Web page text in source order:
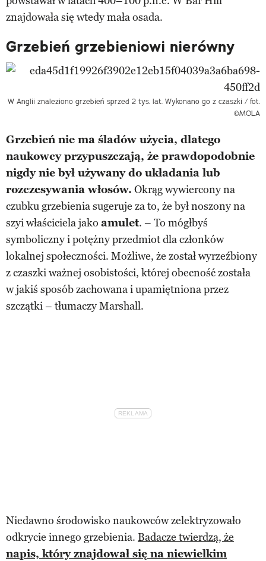
znajdowała się wtedy mała osada.
Grzebień grzebieniowi nierówny
W Anglii znaleziono grzebień sprzed 2 tys. lat. Wykonano go z czaszki / fot.
©MOLA
Grzebień nie ma śladów użycia, dlatego
naukowcy przypuszczają, że prawdopodobnie
nigdy nie był używany do układania lub
rozczesywania włosów. Okrąg wywiercony na
czubku grzebienia sugeruje za to, że był noszony na
szyi właściciela jako amulet. – To mógłbyś
symboliczny i potężny przedmiot dla członków
lokalnej społeczności. Możliwe, że został wyrzeźbiony
z czaszki ważnej osobistości, której obecność została
w jakiś sposób zachowana i upamiętniona przez
szczątki – tłumaczy Marshall.
Niedawno środowisko naukowców zelektryzowało
odkrycie innego grzebienia. Badacze twierdzą, że
napis, który znajdował się na niewielkim